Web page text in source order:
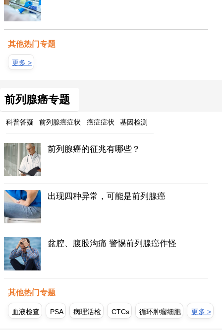
其他热门专题
更多 >
前列腺癌专题
科普答疑 前列腺癌症状 癌症症状 基因检测
前列腺癌的征兆有哪些？
出现四种异常，可能是前列腺癌
盆腔、腹股沟痛 警惕前列腺癌作怪
其他热门专题
血液检查 PSA 病理活检 CTCs 循环肿瘤细胞 更多 >